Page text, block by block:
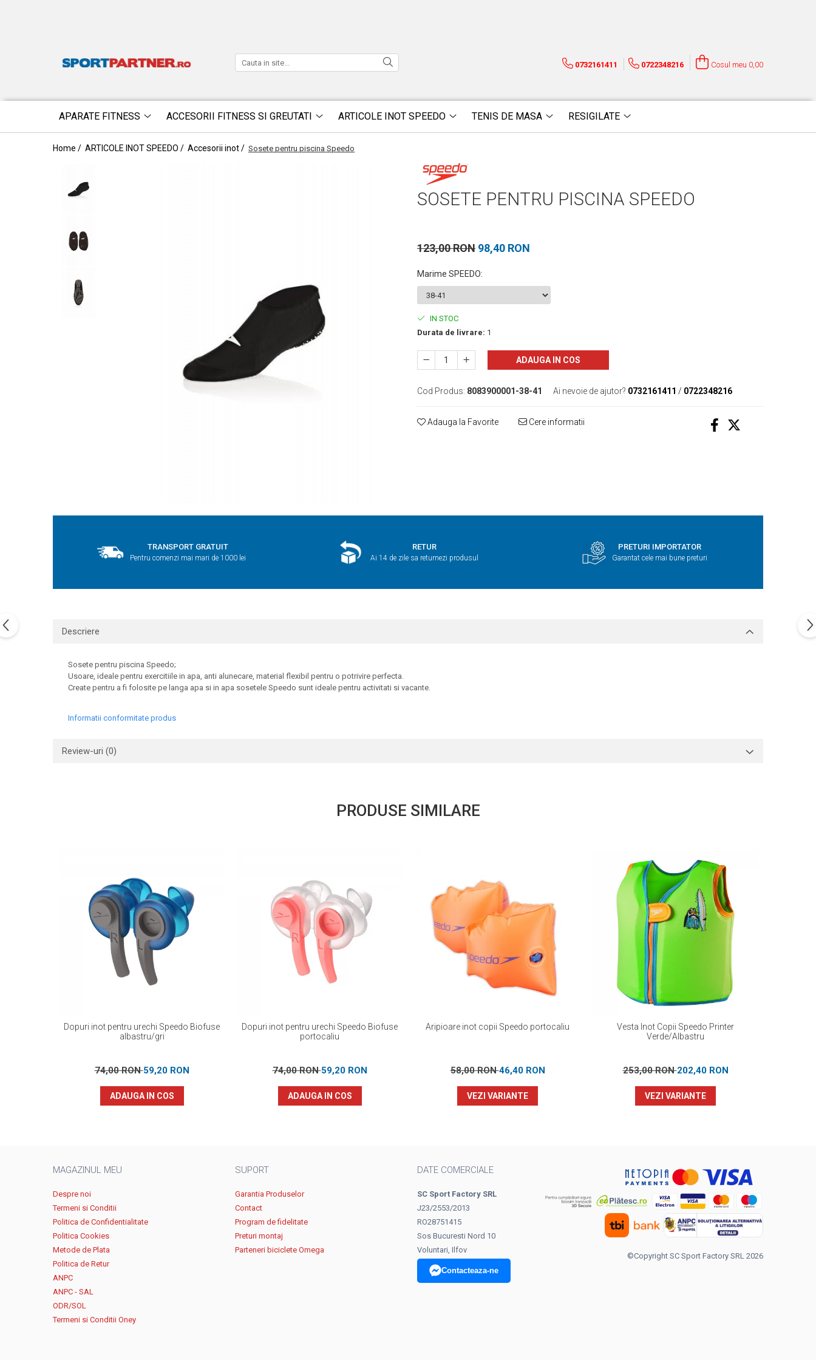
0732161411 0722348216 Cosul meu 0,00
APARATE FITNESS ACCESORII FITNESS SI GREUTATI ARTICOLE INOT SPEEDO TENIS DE MASA RESIGILATE
Home / ARTICOLE INOT SPEEDO / Accesorii inot / Sosete pentru piscina Speedo
SOSETE PENTRU PISCINA SPEEDO
123,00 RON 98,40 RON
Marime SPEEDO:
IN STOC
Durata de livrare: 1
ADAUGA IN COS
Cod Produs: 8083900001-38-41 Ai nevoie de ajutor? 0732161411 / 0722348216
Adauga la Favorite Cere informatii
TRANSPORT GRATUIT
Pentru comenzi mai mari de 1000 lei
RETUR
Ai 14 de zile sa returnezi produsul
PRETURI IMPORTATOR
Garantat cele mai bune preturi
Descriere
Sosete pentru piscina Speedo;
Usoare, ideale pentru exercitiile in apa, anti alunecare, material flexibil pentru o potrivire perfecta.
Create pentru a fi folosite pe langa apa si in apa sosetele Speedo sunt ideale pentru activitati si vacante.
Informatii conformitate produs
Review-uri (0)
PRODUSE SIMILARE
Dopuri inot pentru urechi Speedo Biofuse
albastru/gri
74,00 RON59,20 RON
ADAUGA IN COS
Dopuri inot pentru urechi Speedo Biofuse
portocaliu
74,00 RON59,20 RON
ADAUGA IN COS
Aripioare inot copii Speedo portocaliu
58,00 RON46,40 RON
VEZI VARIANTE
Vesta Inot Copii Speedo Printer
Verde/Albastru
253,00 RON202,40 RON
VEZI VARIANTE
MAGAZINUL MEU
Despre noi
Termeni si Conditii
Politica de Confidentialitate
Politica Cookies
Metode de Plata
Politica de Retur
ANPC
ANPC - SAL
ODR/SOL
Termeni si Conditii Oney
SUPORT
Garantia Produselor
Contact
Program de fidelitate
Preturi montaj
Parteneri biciclete Omega
DATE COMERCIALE
SC Sport Factory SRL
J23/2553/2013
RO28751415
Sos Bucuresti Nord 10
Voluntari, Ilfov
Contacteaza-ne
©Copyright SC Sport Factory SRL 2026